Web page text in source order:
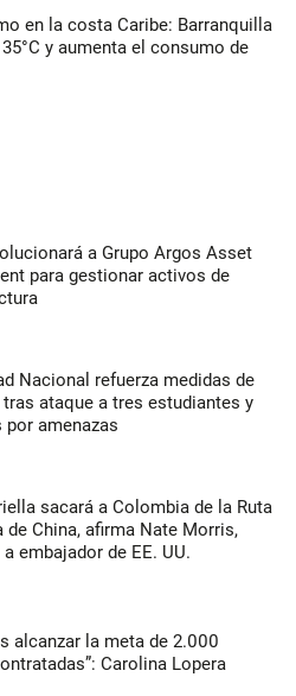
en la costa Caribe: Barranquilla
y aumenta el consumo de
a Grupo Argos Asset
para gestionar activos de
Nacional refuerza medidas de
tras ataque a tres estudiantes y
por amenazas
sacará a Colombia de la Ruta
de China, afirma Nate Morris,
embajador de EE. UU.
alcanzar la meta de 2.000
Carolina Lopera